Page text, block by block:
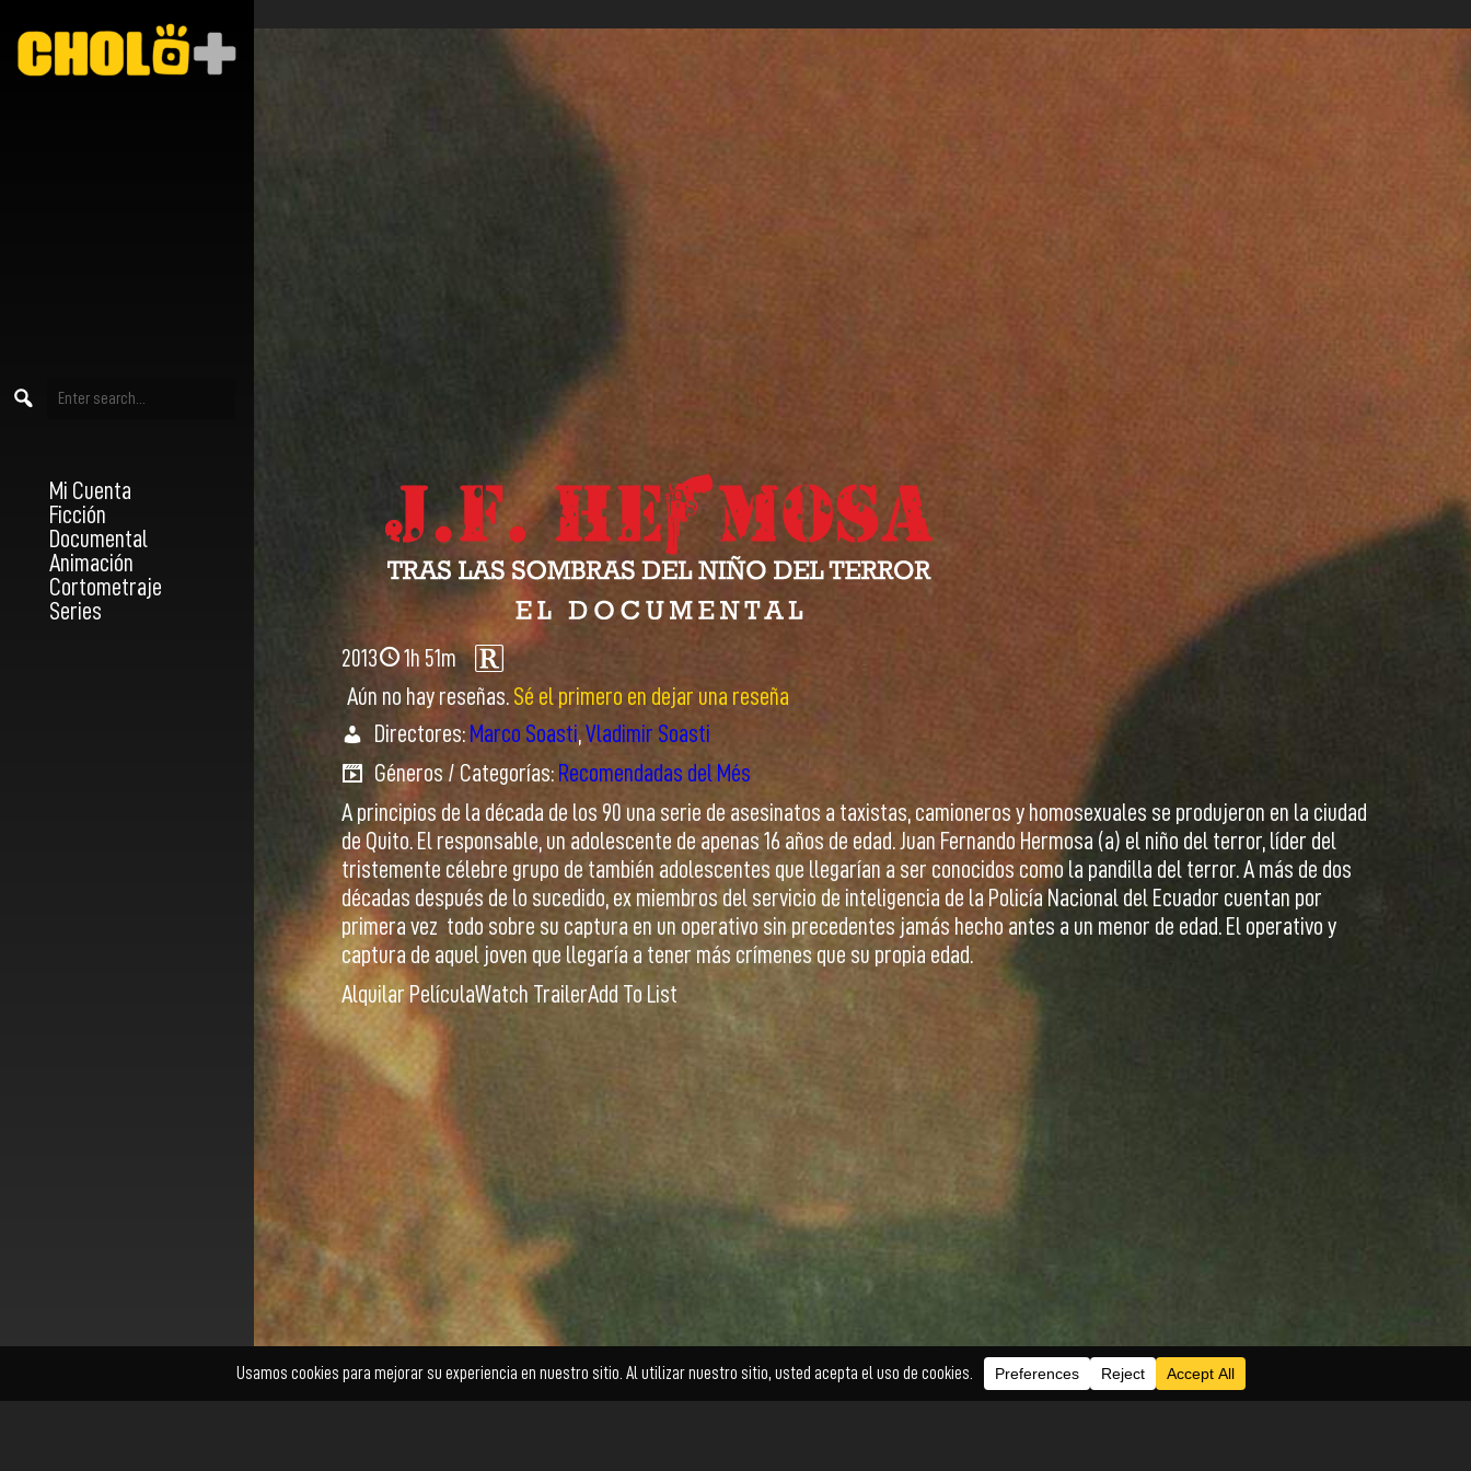
Mi Cuenta
Ficción
Documental
Animación
Cortometraje
Series
2013
1h 51m
Aún no hay reseñas. Sé el primero en dejar una reseña
Directores: Marco Soasti,Vladimir Soasti
Géneros / Categorías: Recomendadas del Més
A principios de la década de los 90 una serie de asesinatos a taxistas, camioneros y homosexuales se produjeron en la ciudad
de Quito. El responsable, un adolescente de apenas 16 años de edad. Juan Fernando Hermosa (a) el niño del terror, líder del
tristemente célebre grupo de también adolescentes que llegarían a ser conocidos como la pandilla del terror. A más de dos
décadas después de lo sucedido, ex miembros del servicio de inteligencia de la Policía Nacional del Ecuador cuentan por
primera vez todo sobre su captura en un operativo sin precedentes jamás hecho antes a un menor de edad. El operativo y
captura de aquel joven que llegaría a tener más crímenes que su propia edad.
Alquilar PelículaWatch TrailerAdd To List